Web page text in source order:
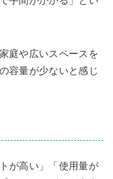
庭や広いスペースを
容量が少ないと感じ
が高い」「使用量が